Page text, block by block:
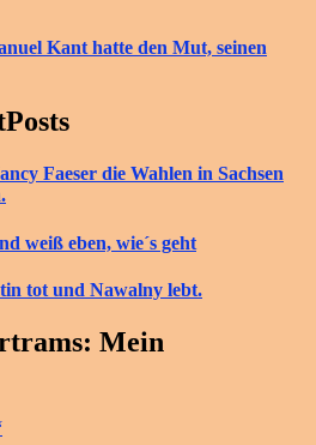
Kant hatte den Mut, seinen
Faeser die Wahlen in Sachsen
weiß eben, wie´s geht
tot und Nawalny lebt.
Mein